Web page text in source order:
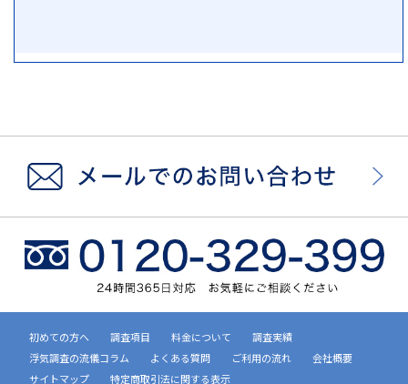
初めての方へ 調査項目 料金について
調査実績
浮気調査の流儀コラム
よくある質問 ご利用の流れ
会社概要
サイトマップ
特定商取引法に関する表示